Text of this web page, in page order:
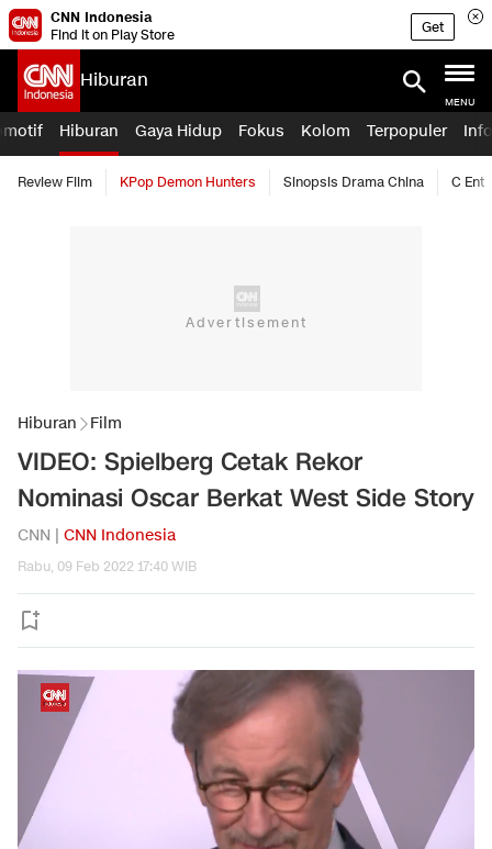
CNN Indonesia
Find it on Play Store
Get
Hiburan
MENU
Hiburan Gaya Hidup Fokus Kolom Terpopuler
Review Film KPop Demon Hunters Sinopsis Drama China C Ent
Hiburan Film
VIDEO: Spielberg Cetak Rekor
Nominasi Oscar Berkat West Side Story
CNN | CNN Indonesia
Rabu, 09 Feb 2022 17:40 WIB